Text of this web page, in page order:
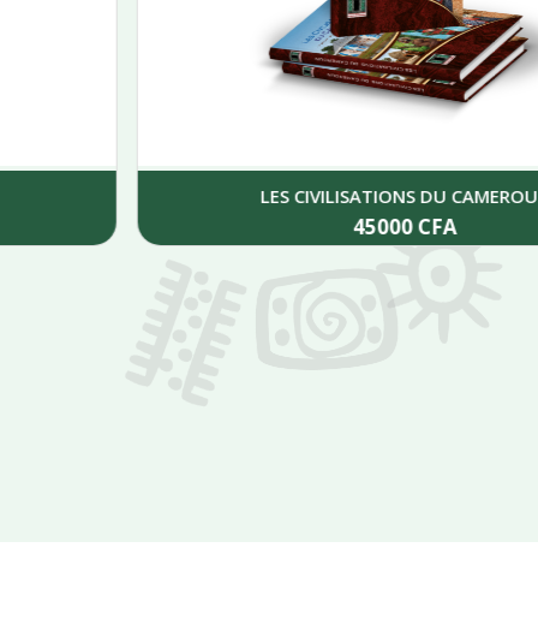
LES CIVILISATIONS DU CAMEROUN